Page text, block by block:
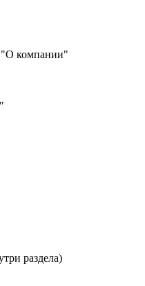
"О компании"
раздела)